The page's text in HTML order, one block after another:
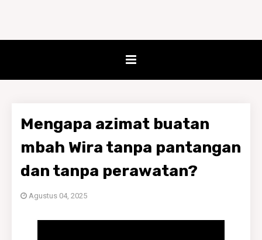
Mengapa azimat buatan
mbah Wira tanpa pantangan
dan tanpa perawatan?
Agustus 04, 2025